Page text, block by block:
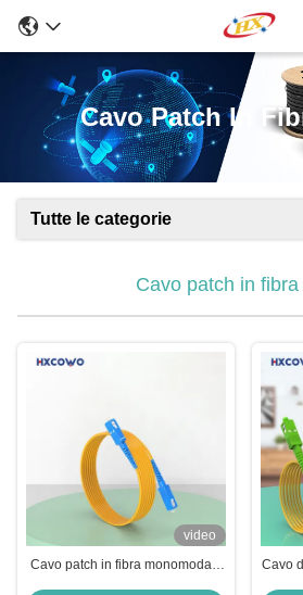
Cavo Patch In
Tutte le categorie
Cavo patch in
video
Cavo patch in fibra monomodale
Cavo